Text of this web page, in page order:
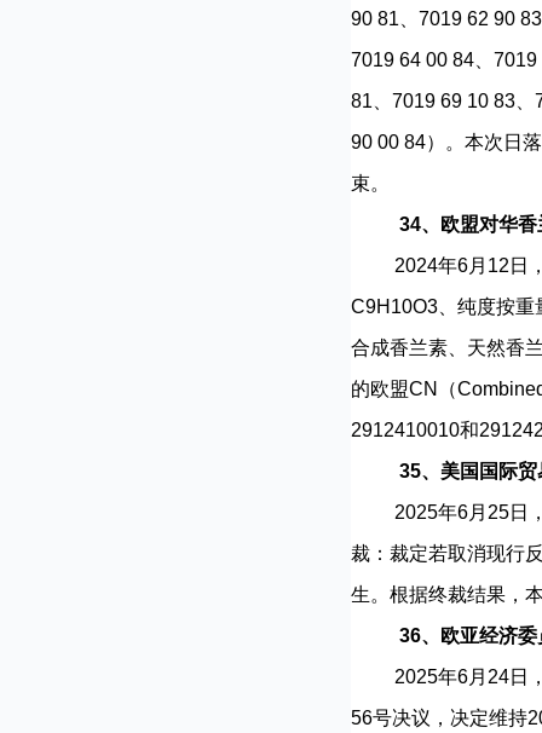
90 81、7019 62 90
7019 64 00 84、
81、7019 69 10 83
90 00 84）。本次日
束。
34、欧盟对华
2024年6月12日，
C9H10O3、纯度按重
合成香兰素、天然香
的欧盟CN（
2912410010和
35、美国国际
2025年6月25日，
裁：裁定若取消现行
生。根据终裁结果，
36、欧亚经济
2025年6月24日，
56号决议，决定维持